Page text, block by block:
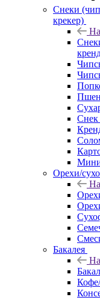
Снеки
крекер)
Мини
Орехи/
Бакалея